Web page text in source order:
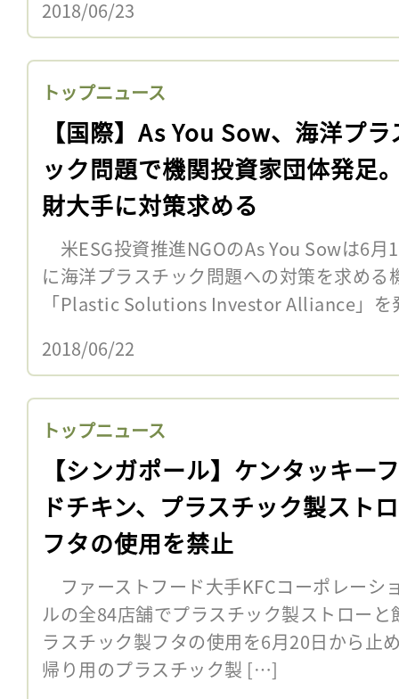
2018/06/23
トップニュース
【国際】As You Sow、海洋プラ
ック問題で機関投資家団体発足
財大手に対策求める
米ESG投資推進NGOのAs You Sowは6
に海洋プラスチック問題への対策を求める
「Plastic Solutions Investor Alliance」
2018/06/22
トップニュース
【シンガポール】ケンタッキー
ドチキン、プラスチック製スト
フタの使用を禁止
ファーストフード大手KFCコーポレーシ
ルの全84店舗でプラスチック製ストロー
ラスチック製フタの使用を6月20日から止
帰り用のプラスチック製 […]